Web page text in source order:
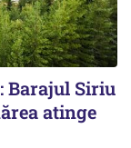
Barajul Siriu
atinge